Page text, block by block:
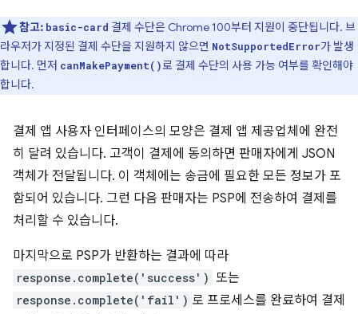
참고: basic-card 결제 수단은 Chrome 100부터 지원이 중단됩니다. 브
라우저가 지정된 결제 수단을 지원하지 않으면 NotSupportedError가 발생
합니다. 먼저 canMakePayment()로 결제 수단의 사용 가능 여부를 확인해야
합니다.
결제 앱 사용자 인터페이스의 모양은 결제 앱 제공업체에 완전
히 달려 있습니다. 고객이 결제에 동의하면 판매자에게 JSON
객체가 전달됩니다. 이 객체에는 송금에 필요한 모든 정보가 포
함되어 있습니다. 그런 다음 판매자는 PSP에 전송하여 결제를
처리할 수 있습니다.
마지막으로 PSP가 반환하는 결과에 따라
response.complete('success') 또는
response.complete('fail') 로 프로세스를 완료하여 결제